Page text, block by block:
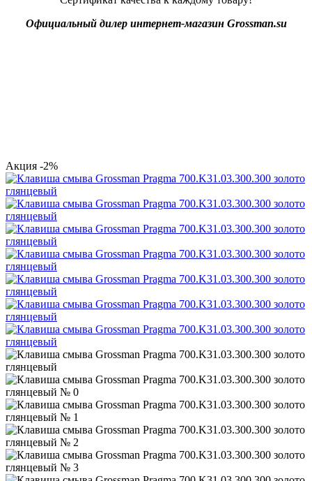
Официальный дилер интернет-магазин Grossman.su
Акция -2%